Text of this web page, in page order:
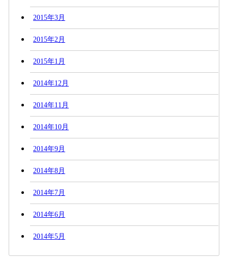
2015年3月
2015年2月
2015年1月
2014年12月
2014年11月
2014年10月
2014年9月
2014年8月
2014年7月
2014年6月
2014年5月